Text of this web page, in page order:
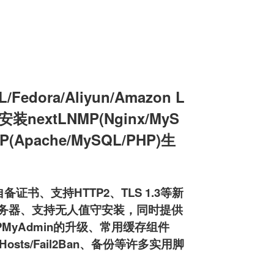
Fedora/Aliyun/Amazon L
装nextLNMP(Nginx/MyS
MySQL/PHP)生
证书、支持HTTP2、TLS 1.3等新
器、支持无人值守安装，同时提供
的升级、常用缓存组件
Fail2Ban、备份等许多实用脚